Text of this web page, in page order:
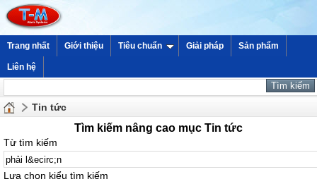
Trang nhất Giới thiệu Tiêu chuẩn Giải pháp Sản phẩm
Liên hệ
Tin tức
Tìm kiếm nâng cao mục Tin tức
Từ tìm kiếm
Lựa chọn kiểu tìm kiếm